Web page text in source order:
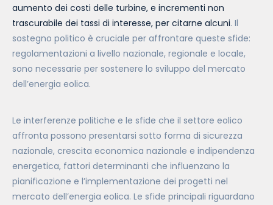
aumento dei costi delle turbine, e incrementi non
trascurabile dei tassi di interesse, per citarne alcuni. Il
sostegno politico è cruciale per affrontare queste sfide:
regolamentazioni a livello nazionale, regionale e locale,
sono necessarie per sostenere lo sviluppo del mercato
dell’energia eolica.
Le interferenze politiche e le sfide che il settore eolico
affronta possono presentarsi sotto forma di sicurezza
nazionale, crescita economica nazionale e indipendenza
energetica, fattori determinanti che influenzano la
pianificazione e l’implementazione dei progetti nel
mercato dell’energia eolica. Le sfide principali riguardano